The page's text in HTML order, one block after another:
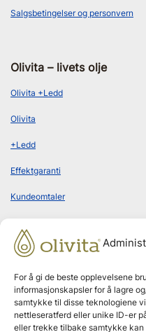
For å gi de beste opplevelsene
informasjonskapsler for å lagre
samtykke til disse teknologiene
nettleseratferd eller unike ID-er
eller trekke tilbake samtykke
Salgsbetingelser og personvern
Olivita – livets olje
Olivita +Ledd
Olivita
+Ledd
Effektgaranti
Kundeomtaler
Bestill abonnement
Leveres hjem annenhver